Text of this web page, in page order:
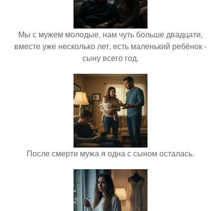
Мы с мужем молодые, нам чуть больше двадцати,
вместе уже несколько лет, есть маленький ребёнок -
сыну всего год.
После смерти мужа я одна с сыном осталась.